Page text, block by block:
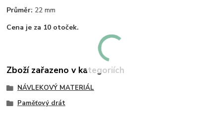
Průměr: 22 mm
Cena je za 10 otoček.
Zboží zařazeno v kategoriích
NÁVLEKOVÝ MATERIÁL
Paměťový drát